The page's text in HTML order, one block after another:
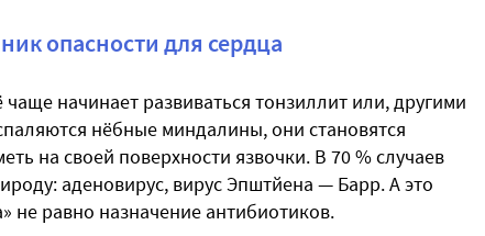
опасности для сердца
чаще начинает развиваться тонзиллит или, другими
нёбные миндалины, они становятся
на своей поверхности язвочки. В 70 % случаев
аденовирус, вирус Эпштйена — Барр. А это
не равно назначение антибиотиков.